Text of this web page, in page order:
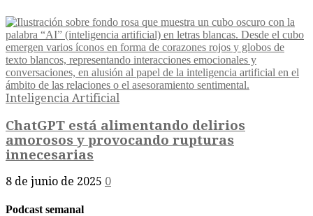
Inteligencia Artificial
ChatGPT está alimentando delirios
amorosos y provocando rupturas
innecesarias
8 de junio de 2025 0
Podcast semanal